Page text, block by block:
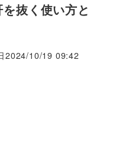
抜く使い方と
2024/10/19 09:42